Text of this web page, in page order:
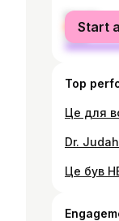
female
male
Start
Top